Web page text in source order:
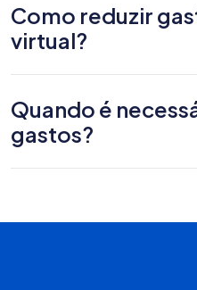
Como reduzir
virtual?
Quando é
gastos?